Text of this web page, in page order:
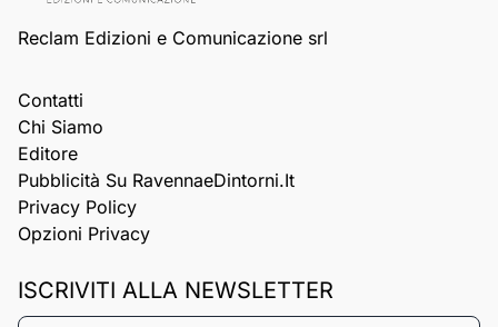
Reclam Edizioni e Comunicazione srl
Contatti
Chi Siamo
Editore
Pubblicità Su RavennaeDintorni.it
Privacy Policy
Opzioni Privacy
ISCRIVITI ALLA NEWSLETTER